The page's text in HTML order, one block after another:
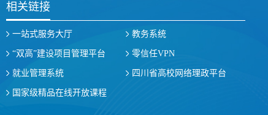
相关链接
一站式服务大厅 教务系统
“双高”建设项目管理平台 零信任VPN
就业管理系统 四川省高校网络理政平台
国家级精品在线开放课程